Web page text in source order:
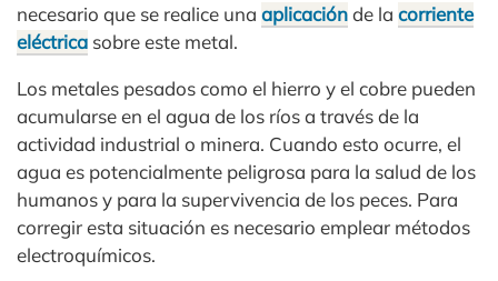
necesario que se realice una aplicaciónde la corriente
eléctrica sobre este metal.
Los metales pesados como el hierro y el cobre pueden
acumularse en el agua de los ríos a través de la
actividad industrial o minera. Cuando esto ocurre, el
agua es potencialmente peligrosa para la salud de los
humanos y para la supervivencia de los peces. Para
corregir esta situación es necesario emplear métodos
electroquímicos.